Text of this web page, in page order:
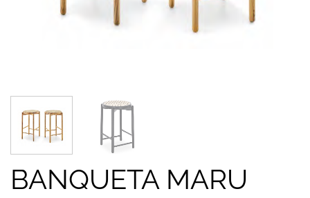
BANQUETA MARU